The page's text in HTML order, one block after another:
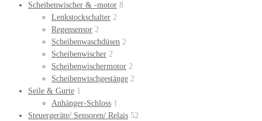
Scheibenwischer & -motor 8
Lenkstockschalter 2
Regensensor 2
Scheibenwaschdüsen 2
Scheibenwischer 2
Scheibenwischermotor 2
Scheibenwischgestänge 2
Seile & Gurte 1
Anhänger-Schloss 1
Steuergeräte/ Sensoren/ Relais 52